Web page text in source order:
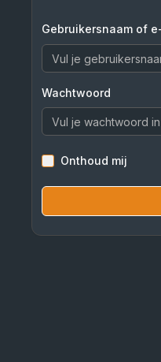
Gebruikersnaam of
Wachtwoord
Onthoud mij